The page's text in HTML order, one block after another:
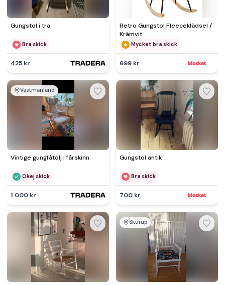
Gungstol i trä
Bra skick
425 kr
Retro Gungstol Fleeceklädsel /
Krämvit
Mycket bra skick
699 kr
Västmanland
Vintige gungfåtölj i fårskinn
Okej skick
1 000 kr
Gungstol antik
Bra skick
700 kr
Skurup